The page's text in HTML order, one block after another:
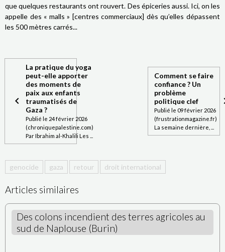
que quelques restaurants ont rouvert. Des épiceries aussi. Ici, on les
appelle des « malls » [centres commerciaux] dès qu’elles dépassent
les 500 mètres carrés...
La pratique du yoga
peut-elle apporter
des moments de
paix aux enfants
traumatisés de
Gaza ?
Publié le 24 février 2026
(chroniquepalestine.com)
Par Ibrahim al-Khalili Les ...
Comment se faire
confiance ? Un
problème
politique clef
Publié le 09 février 2026
(frustrationmagazine.fr)
La semaine dernière, ...
genocide gaza retour droit international
Articles similaires
Des colons incendient des terres agricoles au
sud de Naplouse (Burin)